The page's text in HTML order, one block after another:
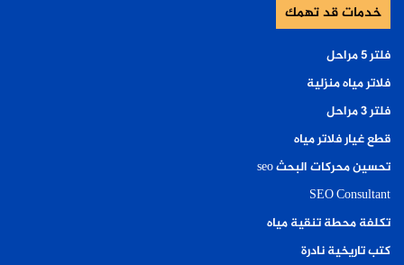
خدمات قد تهمك
فلتر ٥ مراحل
فلاتر مياه منزلية
فلتر ٣ مراحل
قطع غيار فلاتر مياه
تحسين محركات البحث seo
SEO Consultant
تكلفة محطة تنقية مياه
كتب تاريخية نادرة